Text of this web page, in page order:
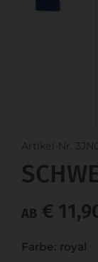
Artikel-Nr.
AB €
Farbe: royal